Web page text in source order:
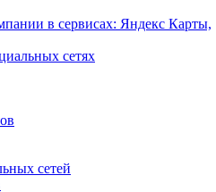
в сервисах: Яндекс Карты,
сетях
сетей